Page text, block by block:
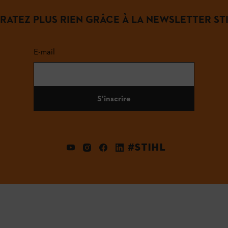
PLUS RIEN GRÂCE À LA NEWSLETTER
E-mail
S'inscrire
#STIHL